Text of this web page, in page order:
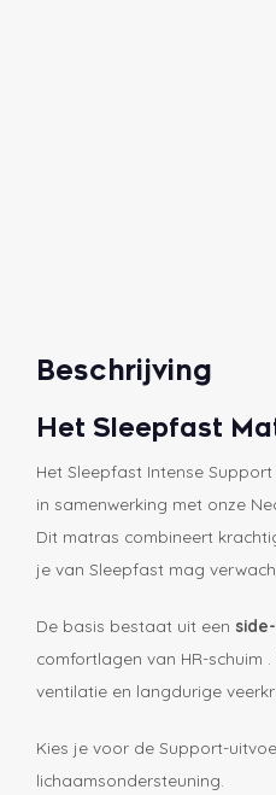
Beschrijving
Het Sleepfast
Het Sleepfast Intense
in samenwerking met onze
Dit matras combineert
je van Sleepfast mag
De basis bestaat uit een
comfortlagen van HR-
ventilatie en langdurige
Kies je voor de Support-
lichaamsondersteuning.